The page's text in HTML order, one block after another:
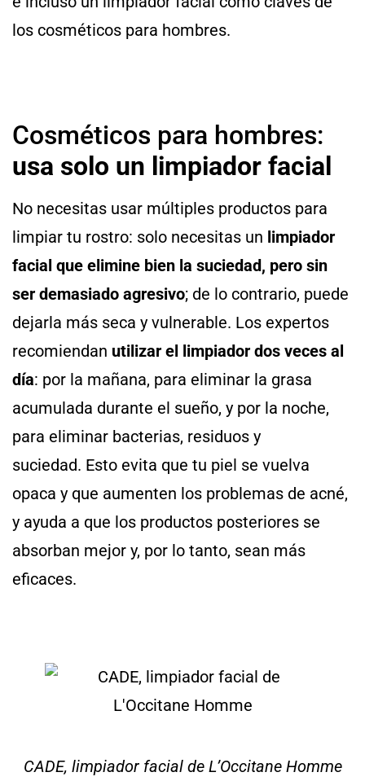
los cosméticos para hombres.
Cosméticos para hombres:
usa solo un limpiador facial
No necesitas usar múltiples productos para
limpiar tu rostro: solo necesitas un limpiador
facial que elimine bien la suciedad, pero sin
ser demasiado agresivo; de lo contrario, puede
dejarla más seca y vulnerable. Los expertos
recomiendan utilizar el limpiador dos veces al
día: por la mañana, para eliminar la grasa
acumulada durante el sueño, y por la noche,
para eliminar bacterias, residuos y
suciedad. Esto evita que tu piel se vuelva
opaca y que aumenten los problemas de acné,
y ayuda a que los productos posteriores se
absorban mejor y, por lo tanto, sean más
eficaces.
CADE, limpiador facial de L’Occitane Homme